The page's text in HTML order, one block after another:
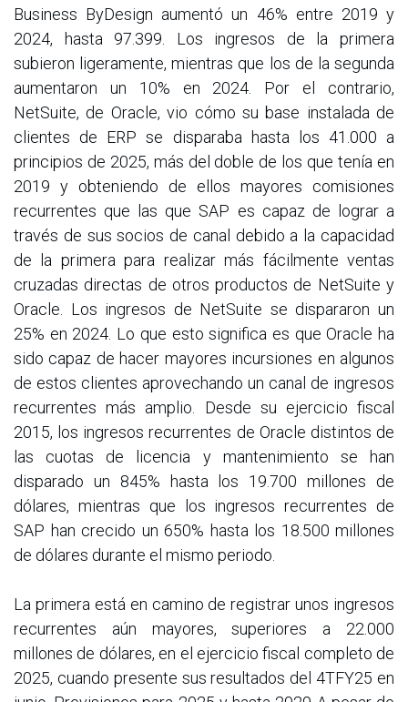
Business ByDesign aumentó un 46% entre 2019 y
2024, hasta 97.399. Los ingresos de la primera
subieron ligeramente, mientras que los de la segunda
aumentaron un 10% en 2024. Por el contrario,
NetSuite, de Oracle, vio cómo su base instalada de
clientes de ERP se disparaba hasta los 41.000 a
principios de 2025, más del doble de los que tenía en
2019 y obteniendo de ellos mayores comisiones
recurrentes que las que SAP es capaz de lograr a
través de sus socios de canal debido a la capacidad
de la primera para realizar más fácilmente ventas
cruzadas directas de otros productos de NetSuite y
Oracle. Los ingresos de NetSuite se dispararon un
25% en 2024. Lo que esto significa es que Oracle ha
sido capaz de hacer mayores incursiones en algunos
de estos clientes aprovechando un canal de ingresos
recurrentes más amplio. Desde su ejercicio fiscal
2015, los ingresos recurrentes de Oracle distintos de
las cuotas de licencia y mantenimiento se han
disparado un 845% hasta los 19.700 millones de
dólares, mientras que los ingresos recurrentes de
SAP han crecido un 650% hasta los 18.500 millones
de dólares durante el mismo periodo.
La primera está en camino de registrar unos ingresos
recurrentes aún mayores, superiores a 22.000
millones de dólares, en el ejercicio fiscal completo de
2025, cuando presente sus resultados del 4TFY25 en